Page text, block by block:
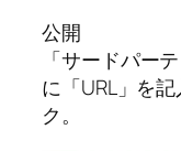
公開
「サードパー
に「URL」を
ク。